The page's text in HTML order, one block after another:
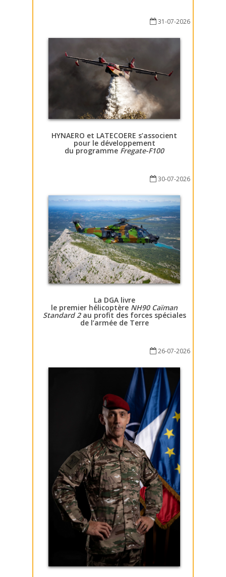
31-07-2026
HYNAERO et LATECOERE s’associent
pour le développement
du programme Fregate-F100
30-07-2026
La DGA livre
le premier hélicoptère NH90 Caïman
Standard 2au profit des forces spéciales
de l’armée de Terre
26-07-2026